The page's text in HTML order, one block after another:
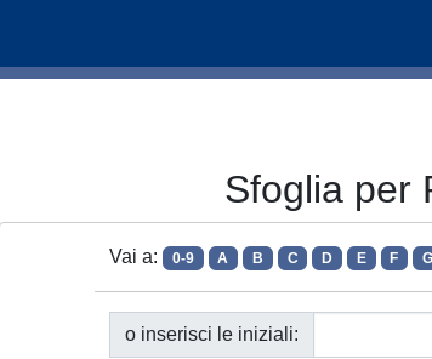
Sfoglia per
Vai a: 0-9 A B C D E F G
o inserisci le iniziali: